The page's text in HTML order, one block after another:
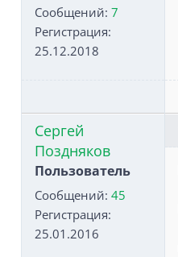
Сообщений: 7
Регистрация:
25.12.2018
Сергей
Поздняков
Пользователь
Сообщений: 45
Регистрация:
25.01.2016